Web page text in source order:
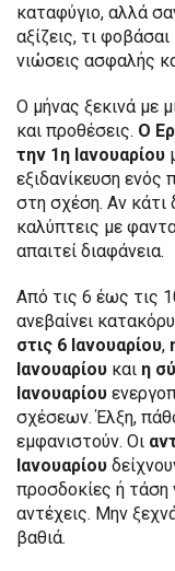
καταφύγιο, αλλά
αξίζεις, τι
νιώσεις ασφαλής
Ο μήνας ξεκινά με
και προθέσεις. Ο
την 1η Ιανουαρίου
εξιδανίκευση
στη σχέση. Αν κάτι
καλύπτεις με
απαιτεί διαφάνεια.
Από τις 6 έως τις
ανεβαίνει
στις 6 Ιανουαρίου,
Ιανουαρίου και η
Ιανουαρίου
σχέσεων. Έλξη,
εμφανιστούν. Οι
Ιανουαρίου
προσδοκίες ή τάση
αντέχεις. Μην
βαθιά.